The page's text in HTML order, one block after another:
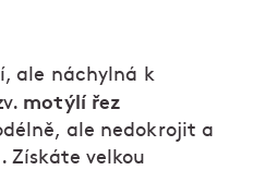
ale náchylná k
motýlí řez
ale nedokrojit a
Získáte velkou